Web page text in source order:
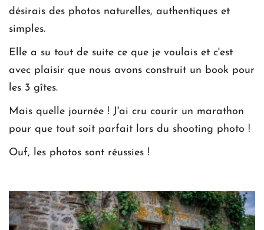
désirais des photos naturelles, authentiques et
simples.
Elle a su tout de suite ce que je voulais et c'est
avec plaisir que nous avons construit un book pour
les 3 gîtes.
Mais quelle journée ! J'ai cru courir un marathon
pour que tout soit parfait lors du shooting photo !
Ouf, les photos sont réussies !